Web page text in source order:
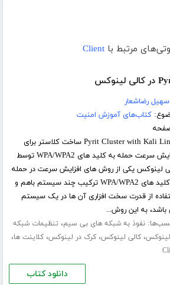
مرتبط با Client
سهیل رضاشعار
کتاب‌های آموزش امنیت
Pyrit Cluster with Kali Linux ساخت کلاستر برای
افزایش سرعت حمله به کلید های WPA/WPA2 توسط
لینوکس یکی از روش های افزایش سرعت در حمله
به کلید های WPA/WPA2 ترکیب چند سیستم باهم و
از قدرت سخت افزاری آن ها در یک سیستم
به این روش...
نفوذ به شبکه های بی سیم، تنظیمات شبکه
،کالی لینوکس،کرک در لینوکس،کلاینت ها،
دانلود کتاب